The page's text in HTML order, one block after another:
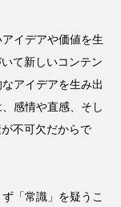
イデアや価値を生
て新しいコンテン
アイデアを生み出
感情や直感、そし
不可欠だからで
「常識」を疑うこ